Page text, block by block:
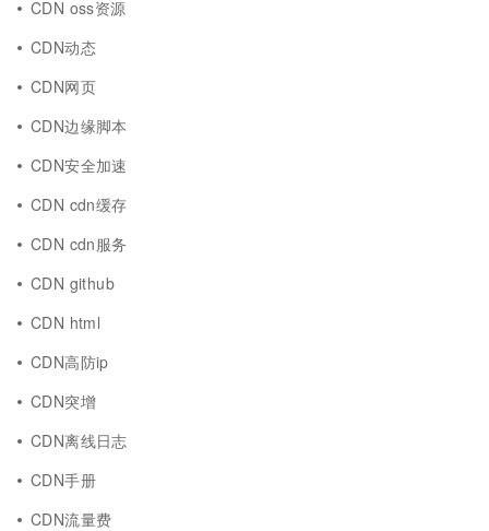
CDN oss资源
CDN动态
CDN网页
CDN边缘脚本
CDN安全加速
CDN cdn缓存
CDN cdn服务
CDN github
CDN html
CDN高防ip
CDN突增
CDN离线日志
CDN手册
CDN流量费